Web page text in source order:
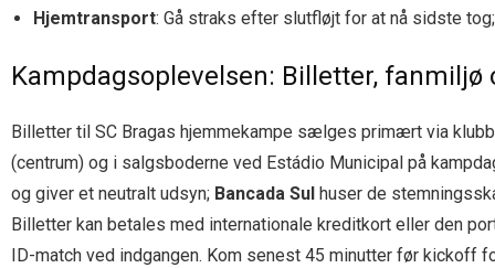
Hjemtransport: Gå straks efter slutfløjt for at nå sidste
Kampdagsoplevelsen: Billetter,
Billetter til SC Bragas hjemmekampe sælges primært via
(centrum) og i salgsboderne ved Estádio Municipal på
og giver et neutralt udsyn; Bancada Sul huser de
Billetter kan betales med internationale kreditkort eller den
ID-match ved indgangen. Kom senest 45 minutter før